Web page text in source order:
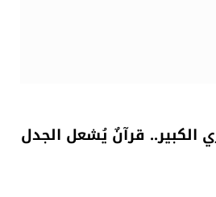
الكبير.. قرآنٌ يُشعل الجدل